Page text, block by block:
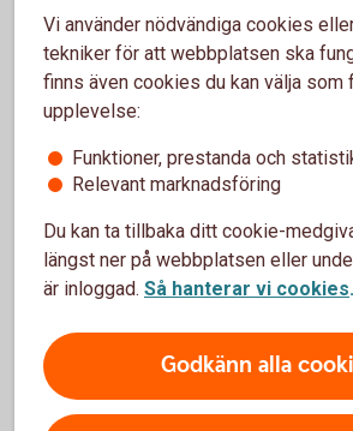
Vi använder nödvändiga cookies
tekniker för att webbplatsen ska
finns även cookies du kan välja som
upplevelse:
Funktioner, prestanda och
Relevant marknadsföring
Du kan ta tillbaka ditt cookie-
längst ner på webbplatsen eller
är inloggad. Så hanterar vi cookies.
Godkänn alla